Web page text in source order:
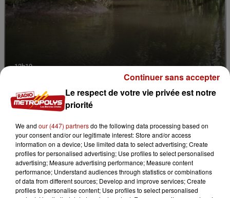
13h19
La forêt de Mormal inaccessible jusqu'en 2027
Le respect de votre vie privée est notre
priorité
We and our (447) partnersdo the following data processing based on
your consent and/or our legitimate interest: Store and/or access
information on a device; Use limited data to select advertising; Create
profiles for personalised advertising; Use profiles to select personalised
advertising; Measure advertising performance; Measure content
performance; Understand audiences through statistics or combinations
of data from different sources; Develop and improve services; Create
profiles to personalise content; Use profiles to select personalised
Continuer sans accepter